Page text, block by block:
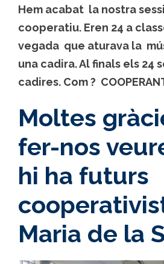
Hem acabat la nostra
cooperatiu. Eren 24 a
vegada que aturava la
una cadira. Al finals els 24
cadires. Com ?
Moltes
fer-nos
hi ha futurs
Maria de la